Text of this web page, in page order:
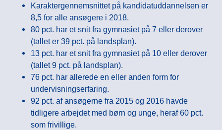
Karaktergennemsnittet på kandidatuddannelsen er
8,5 for alle ansøgere i 2018.
80 pct. har et snit fra gymnasiet på 7 eller derover
(tallet er 39 pct. på landsplan).
13 pct. har et snit fra gymnasiet på 10 eller derover
(tallet 9 pct. på landsplan).
76 pct. har allerede en eller anden form for
undervisningserfaring.
92 pct. af ansøgerne fra 2015 og 2016 havde
tidligere arbejdet med børn og unge, heraf 60 pct.
som frivillige.